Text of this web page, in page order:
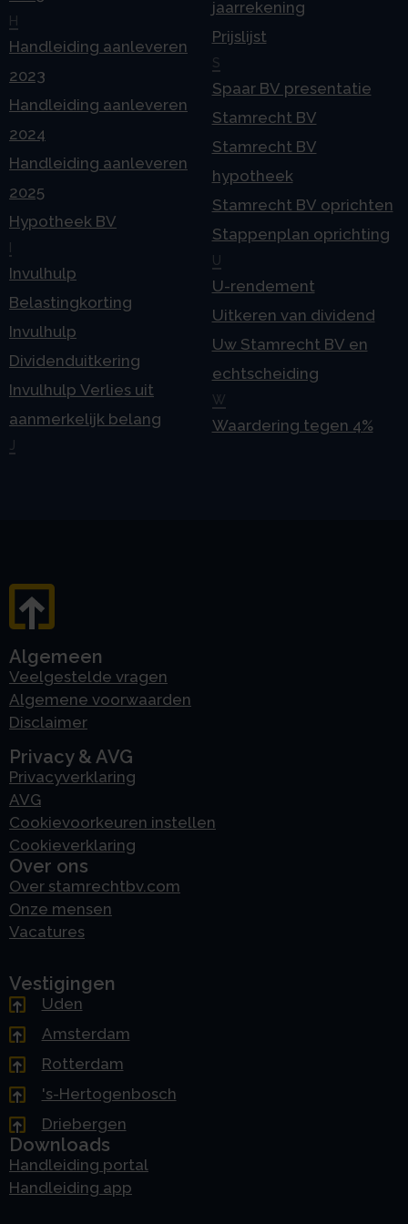
H
Handleiding aanleveren
2023
Handleiding aanleveren
2024
Handleiding aanleveren
2025
Hypotheek BV
Invulhulp
Belastingkorting
Invulhulp
Dividenduitkering
Invulhulp Verlies uit
aanmerkelijk belang
J
jaarrekening
Prijslijst
S
Spaar BV presentatie
Stamrecht BV
Stamrecht BV
hypotheek
Stamrecht BV oprichten
Stappenplan oprichting
U
U-rendement
Uitkeren van dividend
Uw Stamrecht BV en
echtscheiding
W
Waardering tegen 4%
Algemeen
Veelgestelde vragen
Algemene voorwaarden
Disclaimer
Privacy & AVG
Privacyverklaring
AVG
Cookievoorkeuren instellen
Cookieverklaring
Over ons
Over stamrechtbv.com
Onze mensen
Vacatures
Vestigingen
Uden
Amsterdam
Rotterdam
's-Hertogenbosch
Driebergen
Downloads
Handleiding portal
Handleiding app